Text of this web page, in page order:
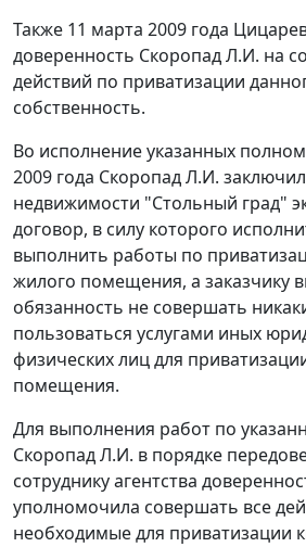
Также 11 марта 2009 года
доверенность Скоропад Л.И. на
действий по приватизации
собственность.
Во исполнение указанных
2009 года Скоропад Л.И.
недвижимости "Стольный град"
договор, в силу которого
выполнить работы по
жилого помещения, а заказчику
обязанность не совершать
пользоваться услугами иных
физических лиц для
помещения.
Для выполнения работ по
Скоропад Л.И. в порядке
сотруднику агентства
уполномочила совершать все
необходимые для приватизации